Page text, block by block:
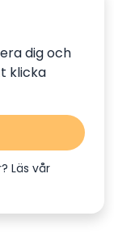
dig och
klicka
Läs vår